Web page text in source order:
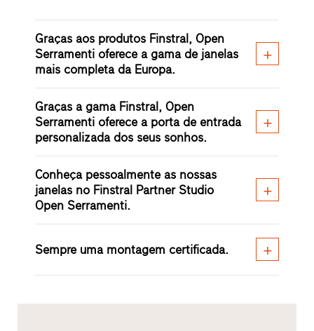
Graças aos produtos Finstral, Open
Serramenti oferece a gama de janelas
mais completa da Europa.
Graças a gama Finstral, Open
Serramenti oferece a porta de entrada
personalizada dos seus sonhos.
Conheça pessoalmente as nossas
janelas no Finstral Partner Studio
Open Serramenti.
Sempre uma montagem certificada.